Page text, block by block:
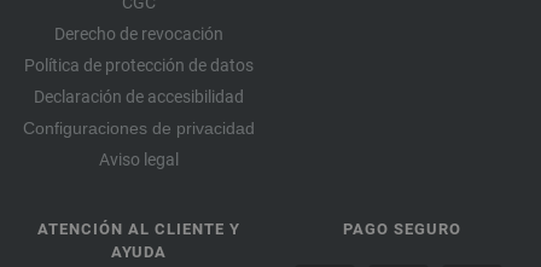
Derecho de revocación
Política de protección de datos
Declaración de accesibilidad
Configuraciones de privacidad
Aviso legal
ATENCIÓN AL CLIENTE Y
AYUDA
PAGO SEGURO